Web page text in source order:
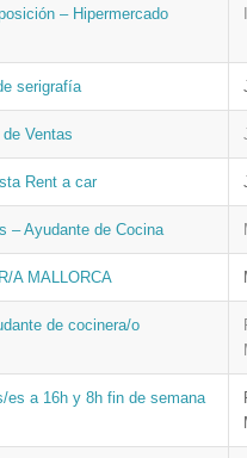
– Hipermercado
serigrafía
Ventas
Rent a car
– Ayudante de Cocina
A MALLORCA
de cocinera/o
es a 16h y 8h fin de semana